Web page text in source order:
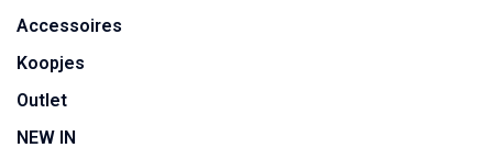
Accessoires
Koopjes
Outlet
NEW IN